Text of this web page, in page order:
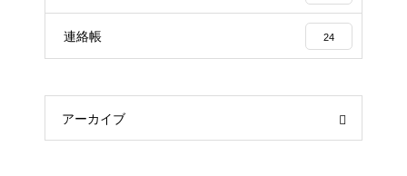
連絡帳 24
アーカイブ